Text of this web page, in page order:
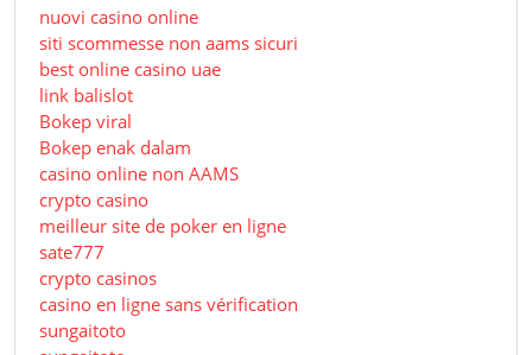
nuovi casino online
siti scommesse non aams sicuri
best online casino uae
link balislot
Bokep viral
Bokep enak dalam
casino online non AAMS
crypto casino
meilleur site de poker en ligne
sate777
crypto casinos
casino en ligne sans vérification
sungaitoto